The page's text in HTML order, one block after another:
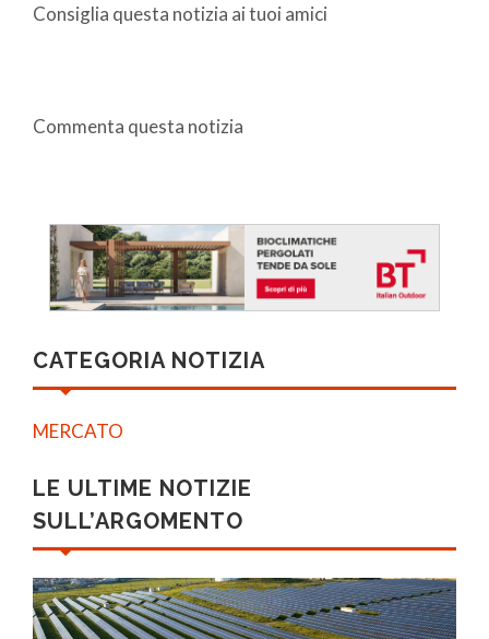
Consiglia questa notizia ai tuoi amici
Commenta questa notizia
CATEGORIA NOTIZIA
MERCATO
LE ULTIME NOTIZIE
SULL’ARGOMENTO